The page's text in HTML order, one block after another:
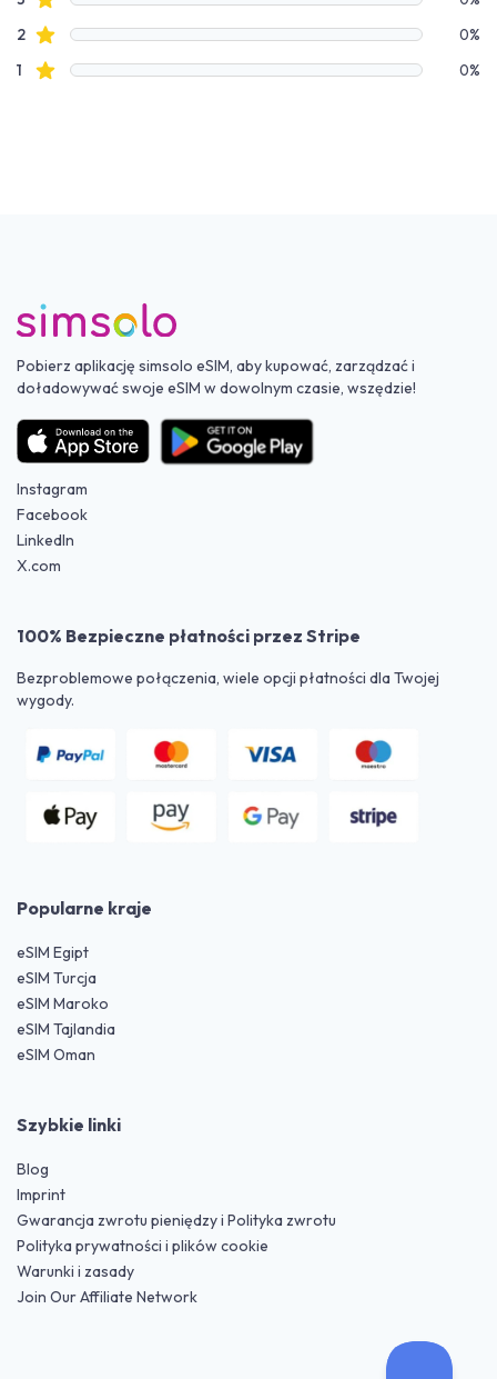
2recenzje ze gwiazdkami
0%
1 recenzje ze gwiazdkami 0%
Pobierz aplikację simsolo eSIM, aby kupować, zarządzać i
doładowywać swoje eSIM w dowolnym czasie, wszędzie!
Instagram
Facebook
LinkedIn
X.com
100% Bezpieczne płatności przez Stripe
Bezproblemowe połączenia, wiele opcji płatności dla Twojej
wygody.
Popularne kraje
eSIM Egipt
eSIM Turcja
eSIM Maroko
eSIM Tajlandia
eSIM Oman
Szybkie linki
Blog
Imprint
Gwarancja zwrotu pieniędzy i Polityka zwrotu
Polityka prywatności i plików cookie
Warunki i zasady
Join Our Affiliate Network